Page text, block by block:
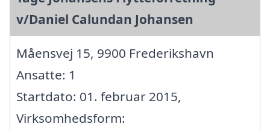
v/Daniel Calundan Johansen
Måensvej 15, 9900 Frederikshavn
Ansatte: 1
Startdato: 01. februar 2015,
Virksomhedsform: